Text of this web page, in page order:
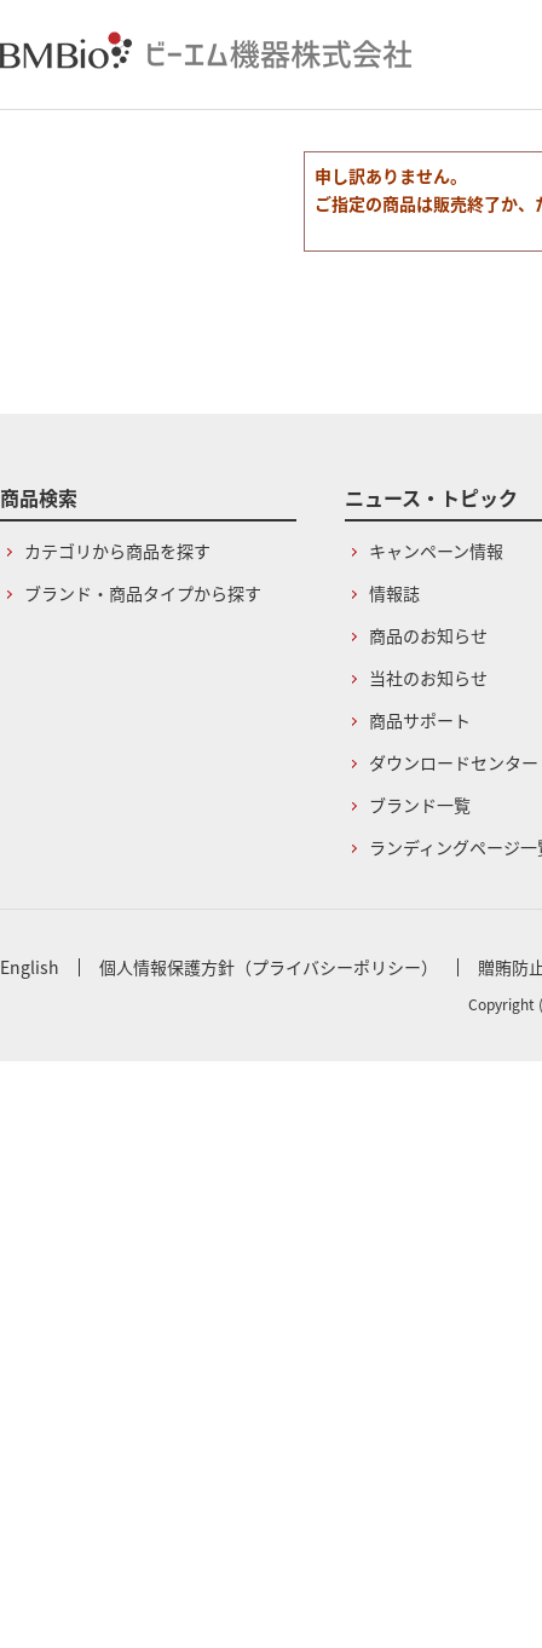
申し訳ありません。
ご指定の商品は販売終了か
商品検索
カテゴリから商品を探す
ブランド・商品タイプから探す
ニュース・トピック
キャンペーン情報
情報誌
商品のお知らせ
当社のお知らせ
商品サポート
ダウンロードセンター
ブランド一覧
ランディングページ一
English 個人情報保護方針（プライバシーポリシー） 贈賄防
Copyright